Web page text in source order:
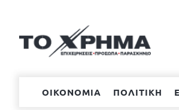
περιεχόμενο
ΟΙΚΟΝΟΜΙΑ ΠΟΛΙΤΙΚΗ